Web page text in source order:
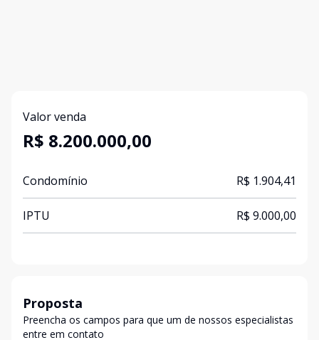
Valor venda
R$ 8.200.000,00
Condomínio R$ 1.904,41
IPTU R$ 9.000,00
Proposta
Preencha os campos para que um de nossos especialistas
entre em contato